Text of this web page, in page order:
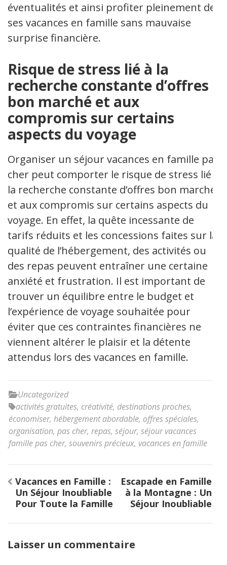
éventualités et ainsi profiter pleinement de
ses vacances en famille sans mauvaise
surprise financière.
Risque de stress lié à la
recherche constante d’offres
bon marché et aux
compromis sur certains
aspects du voyage
Organiser un séjour vacances en famille pas
cher peut comporter le risque de stress lié à
la recherche constante d’offres bon marché
et aux compromis sur certains aspects du
voyage. En effet, la quête incessante de
tarifs réduits et les concessions faites sur la
qualité de l’hébergement, des activités ou
des repas peuvent entraîner une certaine
anxiété et frustration. Il est important de
trouver un équilibre entre le budget et
l’expérience de voyage souhaitée pour
éviter que ces contraintes financières ne
viennent altérer le plaisir et la détente
attendus lors des vacances en famille.
Uncategorized
activités gratuites, créativité, destinations proches,
économiser, hébergement abordable, offres spéciales,
organisation, pas cher, repas, séjour, séjour vacances
famille pas cher, souvenirs précieux, vacances en famille
Navigation
de
l’article
Vacances en Famille :
Un Séjour Inoubliable
Pour Toute la Famille
Escapade en Famille
à la Montagne : Un
Séjour Inoubliable
Laisser un commentaire